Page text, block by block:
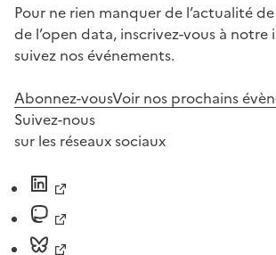
Pour ne rien manquer de l’actualité
de l’open data, inscrivez-vous à
suivez nos événements.
Abonnez-vousVoir nos prochains
Suivez-nous
sur les réseaux sociaux